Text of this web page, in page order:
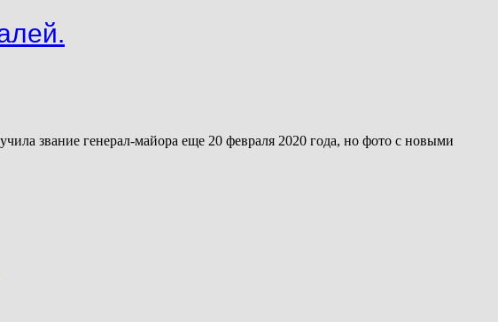
звание генерал-майора еще 20 февраля 2020 года, но фото с новыми